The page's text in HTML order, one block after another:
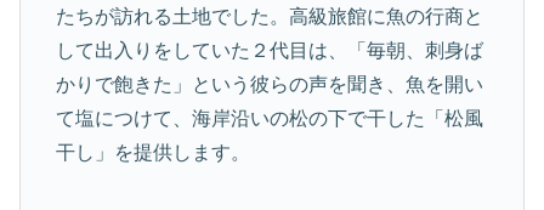
たちが訪れる土地でした。高級旅館に魚の行商と
して出入りをしていた２代目は、「毎朝、刺身ば
かりで飽きた」という彼らの声を聞き、魚を開い
て塩につけて、海岸沿いの松の下で干した「松風
干し」を提供します。